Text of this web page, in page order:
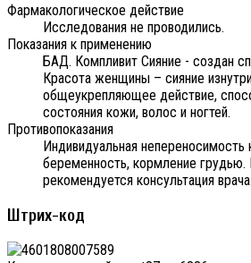
Фармакологическое действие
Исследования не проводились.
Показания к применению
БАД. Компливит Сияние - создан
Красота женщины – сияние
общеукрепляющее действие,
состояния кожи, волос и ногтей.
Противопоказания
Индивидуальная непереносимость
беременность, кормление
рекомендуется консультация врача.
Штрих-код